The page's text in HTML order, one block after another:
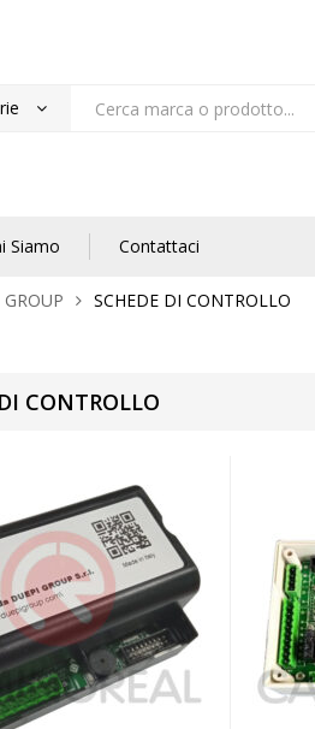
Siamo Contattaci
SCHEDE DI CONTROLLO
CONTROLLO